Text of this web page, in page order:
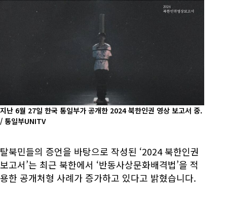
지난 6월 27일 한국 통일부가 공개한 2024 북한인권 영상 보고서 중.
/ 통일부UNITV
탈북민들의 증언을 바탕으로 작성된 ‘2024 북한인권
보고서’는 최근 북한에서 ‘반동사상문화배격법’을 적
용한 공개처형 사례가 증가하고 있다고 밝혔습니다.